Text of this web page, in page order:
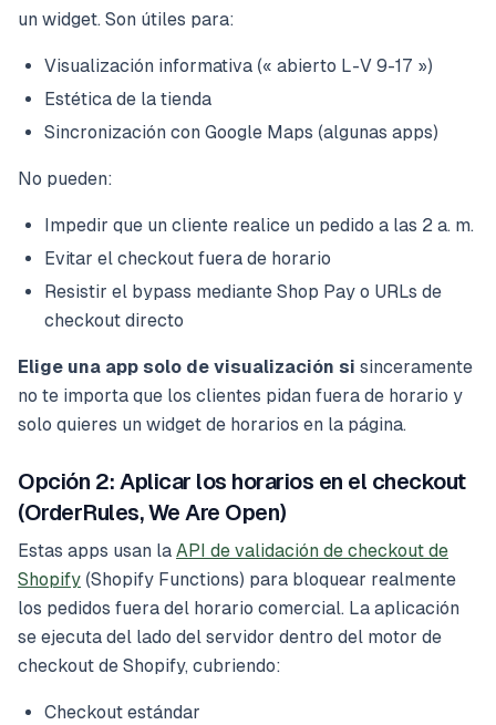
un widget. Son útiles para:
Visualización informativa (« abierto L-V 9-17 »)
Estética de la tienda
Sincronización con Google Maps (algunas apps)
No pueden:
Impedir que un cliente realice un pedido a las 2 a. m.
Evitar el checkout fuera de horario
Resistir el bypass mediante Shop Pay o URLs de
checkout directo
Elige una app solo de visualización si sinceramente
no te importa que los clientes pidan fuera de horario y
solo quieres un widget de horarios en la página.
Opción 2: Aplicar los horarios en el checkout
(OrderRules, We Are Open)
Estas apps usan la API de validación de checkout de
Shopify (Shopify Functions) para bloquear realmente
los pedidos fuera del horario comercial. La aplicación
se ejecuta del lado del servidor dentro del motor de
checkout de Shopify, cubriendo:
Checkout estándar